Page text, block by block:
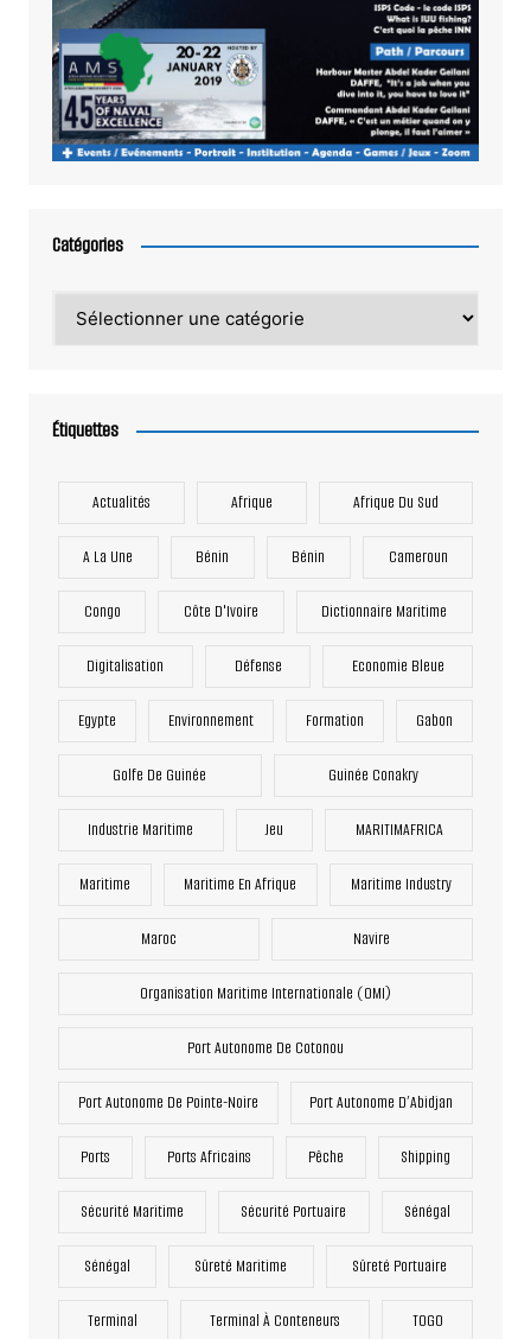
Catégories
Étiquettes
Actualités Afrique Afrique Du Sud
A La Une Bénin Bénin Cameroun
Congo Côte D'Ivoire Dictionnaire Maritime
Digitalisation Défense Economie Bleue
Egypte Environnement Formation Gabon
Golfe De Guinée Guinée Conakry
Industrie Maritime Jeu MARITIMAFRICA
Maritime Maritime En Afrique Maritime Industry
Maroc Navire
Organisation Maritime Internationale (OMI)
Port Autonome De Cotonou
Port Autonome De Pointe-Noire Port Autonome D’Abidjan
Ports Ports Africains Pêche Shipping
Sécurité Maritime Sécurité Portuaire Sénégal
Sénégal Sûreté Maritime Sûreté Portuaire
Terminal Terminal À Conteneurs TOGO